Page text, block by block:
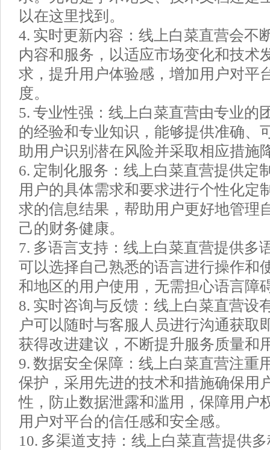
以在这里找到。
4. 实时更新内容：线上白菜直营会不
内容和服务，以适应市场变化和技术
求，提升用户体验感，增加用户对平
度。
5. 专业性强：线上白菜直营由专业的
的经验和专业知识，能够提供准确、
助用户识别潜在风险并采取相应措施
6. 定制化服务：线上白菜直营提供定
用户的具体需求和要求进行个性化定
求的信息结果，帮助用户更好地管理
己的财务健康。
7. 多语言支持：线上白菜直营提供多
可以选择自己熟悉的语言进行操作和
和地区的用户使用，无需担心语言障
8. 实时咨询与反馈：线上白菜直营设
户可以随时与客服人员进行沟通获取
获得改进建议，不断提升服务质量和
9. 数据安全保障：线上白菜直营注重
保护，采用先进的技术和措施确保用
性，防止数据泄露和滥用，保障用户
用户对平台的信任感和安全感。
10. 多渠道支持：线上白菜直营提供